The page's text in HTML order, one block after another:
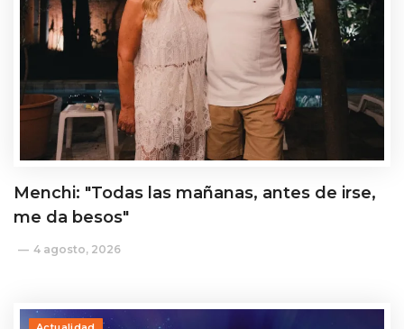
Menchi: "Todas las mañanas, antes de irse,
me da besos"
4 agosto, 2026